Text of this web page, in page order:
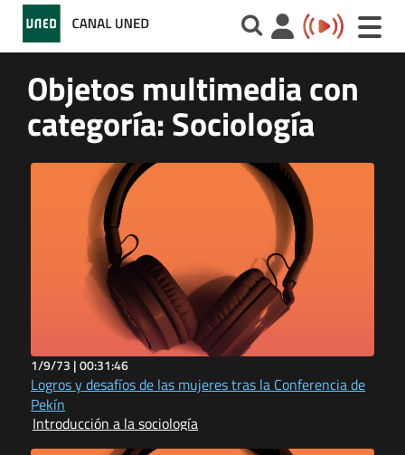
Toggle
Objetos multimedia con
categoría: Sociología
1/9/73 |00:31:46
Logros y desafíos de las mujeres tras la Conferencia de
Pekín
Introducción a la sociología